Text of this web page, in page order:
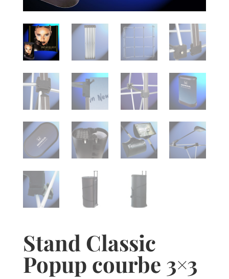
Stand Classic
Popup courbe 3×3